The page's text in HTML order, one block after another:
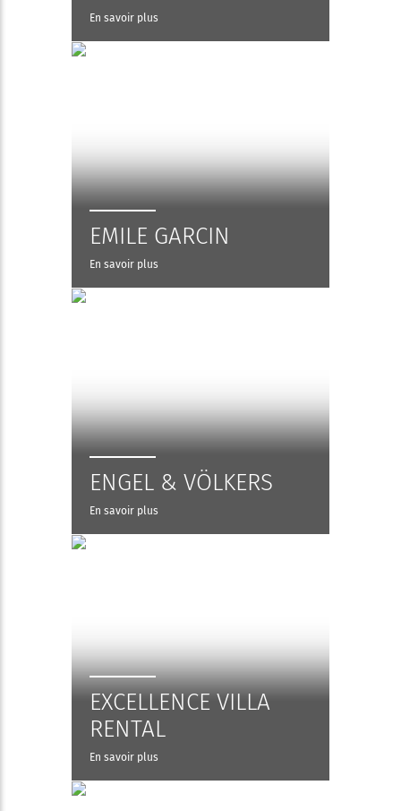
En savoir plus
EMILE GARCIN
En savoir plus
ENGEL & VÖLKERS
En savoir plus
EXCELLENCE VILLA
RENTAL
En savoir plus